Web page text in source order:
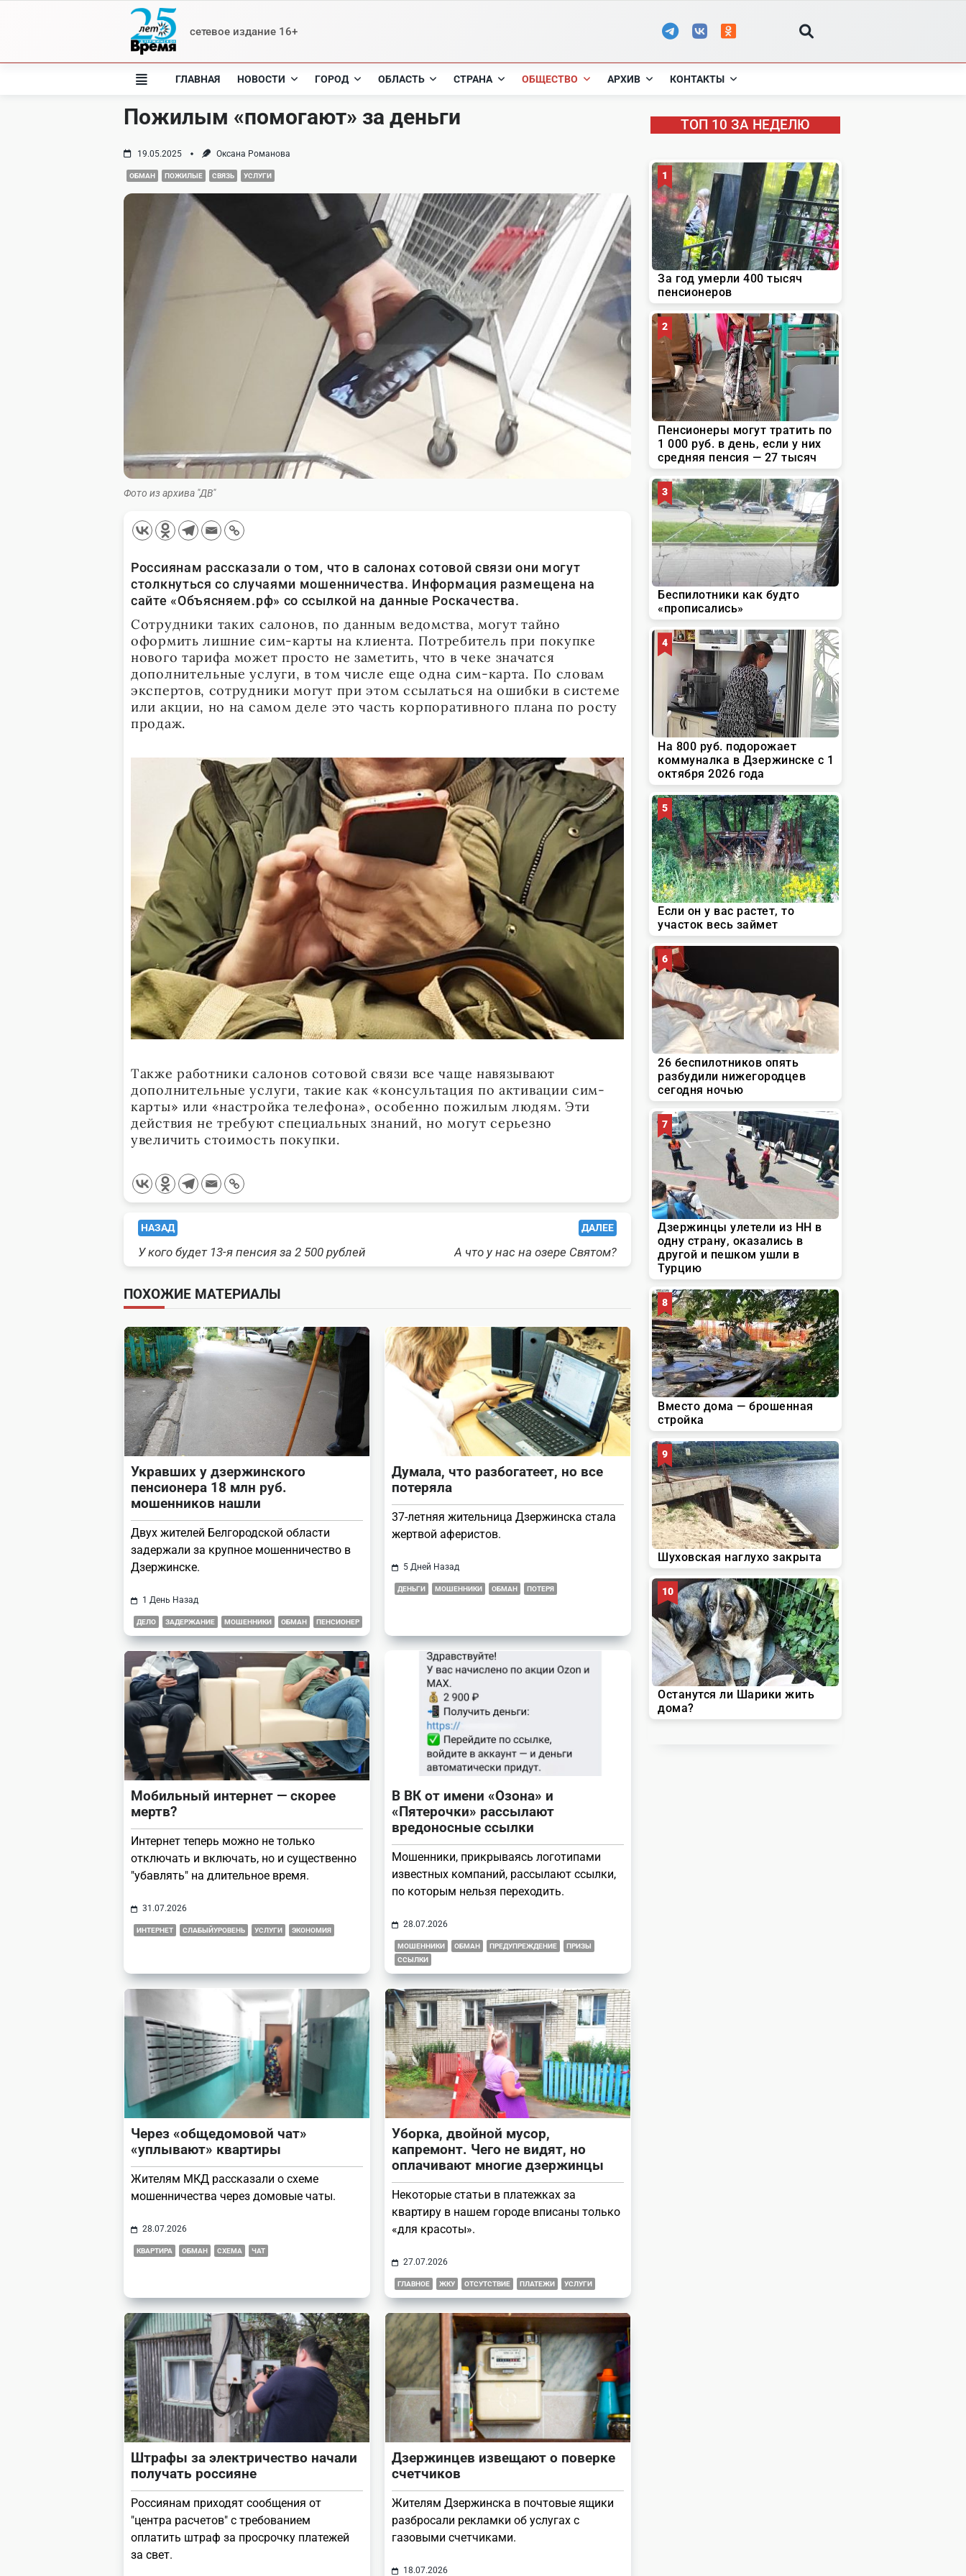
сетевое издание 16+
ГЛАВНАЯ НОВОСТИ ГОРОД ОБЛАСТЬ СТРАНА ОБЩЕСТВО АРХИВ КОНТАКТЫ
Пожилым «помогают» за деньги
19.05.2025 Оксана Романова
ОБМАН ПОЖИЛЫЕ СВЯЗЬ УСЛУГИ
Фото из архива "ДВ"
Россиянам рассказали о том, что в салонах сотовой связи они могут
столкнуться со случаями мошенничества. Информация размещена на
сайте «Объясняем.рф» со ссылкой на данные Роскачества.
Сотрудники таких салонов, по данным ведомства, могут тайно
оформить лишние сим-карты на клиента. Потребитель при покупке
нового тарифа может просто не заметить, что в чеке значатся
дополнительные услуги, в том числе еще одна сим-карта. По словам
экспертов, сотрудники могут при этом ссылаться на ошибки в системе
или акции, но на самом деле это часть корпоративного плана по росту
продаж.
Также работники салонов сотовой связи все чаще навязывают
дополнительные услуги, такие как «консультация по активации сим-
карты» или «настройка телефона», особенно пожилым людям. Эти
действия не требуют специальных знаний, но могут серьезно
увеличить стоимость покупки.
<span
class="nav-
subtitle
screen-
reader-
text">Page</span>
НАЗАД
У кого будет 13-я пенсия за 2 500 рублей
ДАЛЕЕ
А что у нас на озере Святом?
ПОХОЖИЕ МАТЕРИАЛЫ
Укравших у дзержинского
пенсионера 18 млн руб.
мошенников нашли
Двух жителей Белгородской области
задержали за крупное мошенничество в
Дзержинске.
1 День Назад
ДЕЛО ЗАДЕРЖАНИЕ МОШЕННИКИ ОБМАН ПЕНСИОНЕР
Думала, что разбогатеет, но все
потеряла
37-летняя жительница Дзержинска стала
жертвой аферистов.
5 Дней Назад
ДЕНЬГИ МОШЕННИКИ ОБМАН ПОТЕРЯ
Мобильный интернет — скорее
мертв?
Интернет теперь можно не только
отключать и включать, но и существенно
"убавлять" на длительное время.
31.07.2026
ИНТЕРНЕТ СЛАБЫЙУРОВЕНЬ УСЛУГИ ЭКОНОМИЯ
В ВК от имени «Озона» и
«Пятерочки» рассылают
вредоносные ссылки
Мошенники, прикрываясь логотипами
известных компаний, рассылают ссылки,
по которым нельзя переходить.
28.07.2026
МОШЕННИКИ ОБМАН ПРЕДУПРЕЖДЕНИЕ
ПРИЗЫ
ССЫЛКИ
Через «общедомовой чат»
«уплывают» квартиры
Жителям МКД рассказали о схеме
мошенничества через домовые чаты.
28.07.2026
КВАРТИРА ОБМАН СХЕМА ЧАТ
Уборка, двойной мусор,
капремонт. Чего не видят, но
оплачивают многие дзержинцы
Некоторые статьи в платежках за
квартиру в нашем городе вписаны только
«для красоты».
27.07.2026
ГЛАВНОЕ ЖКУ ОТСУТСТВИЕ ПЛАТЕЖИ УСЛУГИ
Штрафы за электричество начали
получать россияне
Россиянам приходят сообщения от
"центра расчетов" с требованием
оплатить штраф за просрочку платежей
за свет.
Дзержинцев извещают о поверке
счетчиков
Жителям Дзержинска в почтовые ящики
разбросали рекламки об услугах с
газовыми счетчиками.
18.07.2026
ТОП 10 ЗА НЕДЕЛЮ